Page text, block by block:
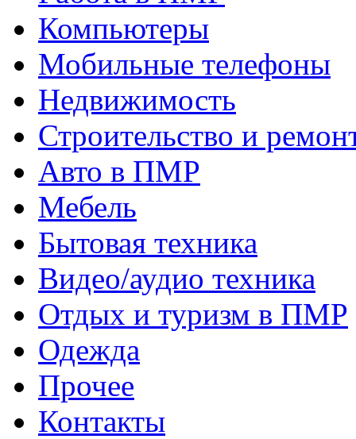
Компьютеры
Мобильные телефоны
Недвижимость
Строительство и
Авто в ПМР
Мебель
Бытовая техника
Видео/аудио техника
Отдых и туризм в ПМР
Одежда
Прочее
Контакты